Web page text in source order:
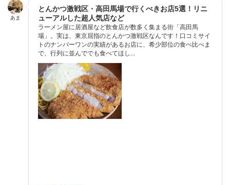
あま
とんかつ激戦区・高田馬場で行くべきお店5選！リニ
ューアルした超人気店など
ラーメン屋に居酒屋など飲食店が数多く集まる街「高田馬
場」。実は、東京屈指のとんかつ激戦区なんです！口コミサイ
トのナンバーワンの実績があるお店に、希少部位の食べ比べま
で、行列に並んででも食べてほし...